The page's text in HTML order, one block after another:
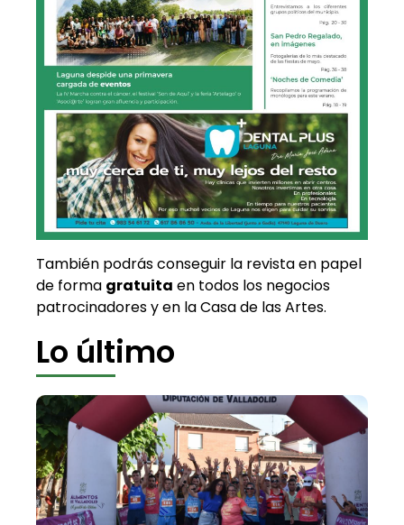
También podrás conseguir la revista en papel
de forma gratuita en todos los negocios
patrocinadores y en la Casa de las Artes.
Lo último